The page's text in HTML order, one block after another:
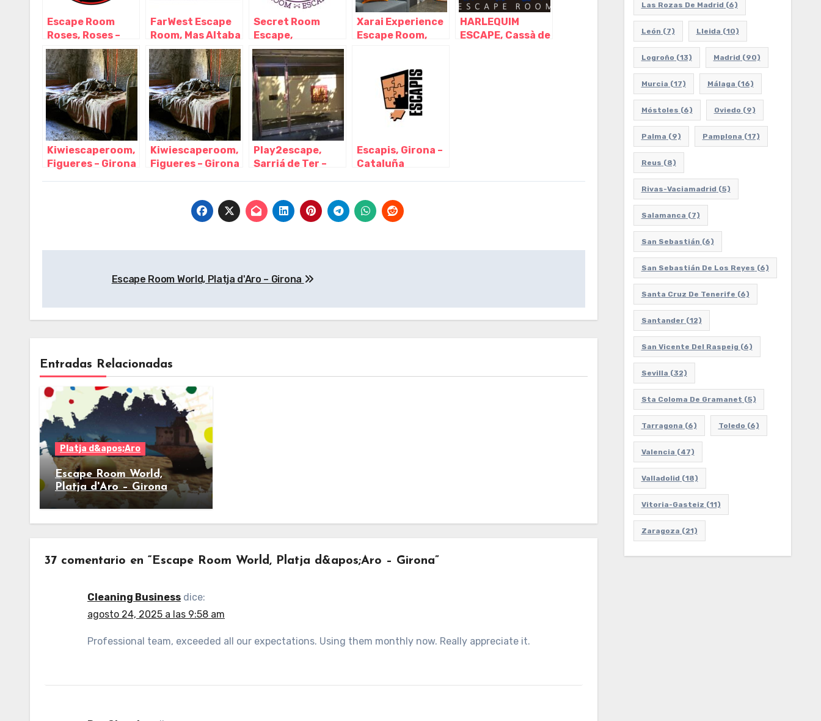
Escape Room
Roses, Roses –
Girona
FarWest Escape
Room, Mas Altaba
– Girona
Secret Room
Escape,
Palafrugell –
Girona
Xarai Experience
Escape Room,
HARLEQUIM
ESCAPE, Cassà de
Kiwiescaperoom,
Figueres – Girona
Kiwiescaperoom,
Figueres – Girona
Play2escape,
Sarriá de Ter –
Escapis, Girona –
Cataluña
entradas
Escape Room World, Platja d'Aro – Girona
Entradas Relacionadas
Platja d&apos;Aro
Escape Room World,
Platja d'Aro – Girona
37 comentario en “Escape Room World, Platja d&apos;Aro – Girona”
Cleaning Business dice:
agosto 24, 2025 a las 9:58 am
Professional team, exceeded all our expectations. Using them monthly now. Really appreciate it.
Las Rozas De Madrid (6)
León (7) Lleida (10)
Logroño (13) Madrid (90)
Murcia (17) Málaga (16)
Móstoles (6) Oviedo (9)
Palma (9) Pamplona (17)
Reus (8)
Rivas-Vaciamadrid (5)
Salamanca (7)
San Sebastián (6)
San Sebastián De Los Reyes (6)
Santa Cruz De Tenerife (6)
Santander(12)
San Vicente Del Raspeig (6)
Sevilla (32)
Sta Coloma De Gramanet (5)
Tarragona (6) Toledo (6)
Valencia (47)
Valladolid (18)
Vitoria-Gasteiz (11)
Zaragoza (21)